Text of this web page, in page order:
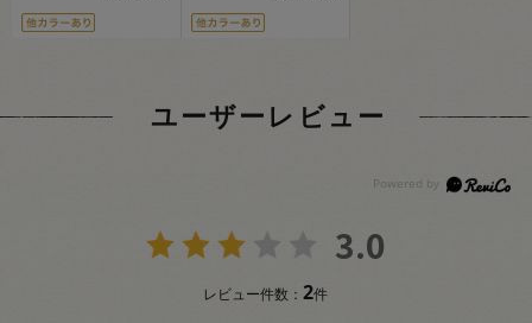
ユーザーレビュー
3.0
レビュー件数：2件